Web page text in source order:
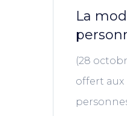
La
(28
offert aux